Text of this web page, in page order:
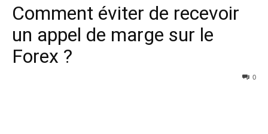
Comment éviter de recevoir
un appel de marge sur le
Forex ?
0